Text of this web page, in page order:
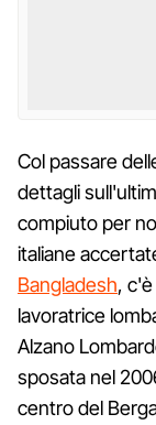
Col passare
dettagli
compiuto per
italiane
Bangladesh,
lavoratrice
Alzano
sposata nel
centro del